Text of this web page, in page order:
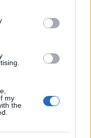
in below Google
my
the